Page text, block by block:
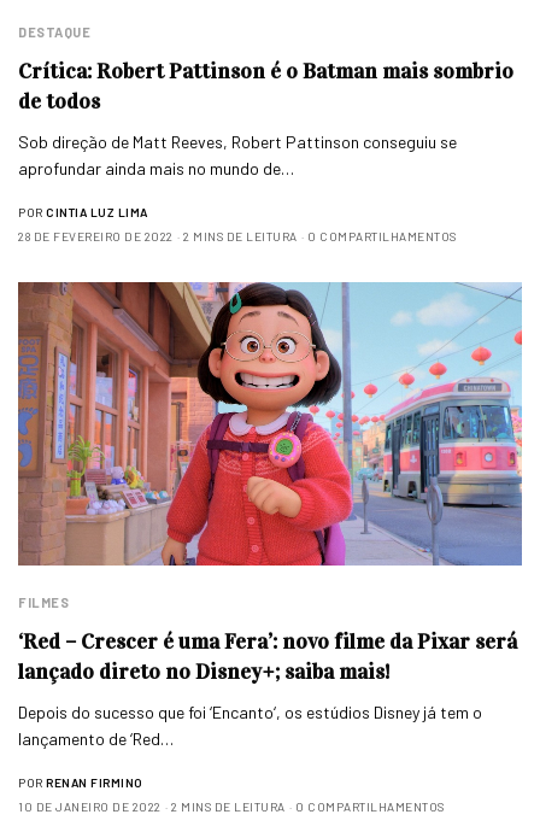
DESTAQUE
Crítica: Robert Pattinson é o Batman mais sombrio
de todos
Sob direção de Matt Reeves, Robert Pattinson conseguiu se
aprofundar ainda mais no mundo de…
POR CINTIA LUZ LIMA
28 DE FEVEREIRO DE 2022
2 MINS DE LEITURA 0 COMPARTILHAMENTOS
FILMES
‘Red – Crescer é uma Fera’: novo filme da Pixar será
lançado direto no Disney+; saiba mais!
Depois do sucesso que foi ‘Encanto‘, os estúdios Disney já tem o
lançamento de ‘Red…
POR RENAN FIRMINO
10 DE JANEIRO DE 2022
2 MINS DE LEITURA 0 COMPARTILHAMENTOS